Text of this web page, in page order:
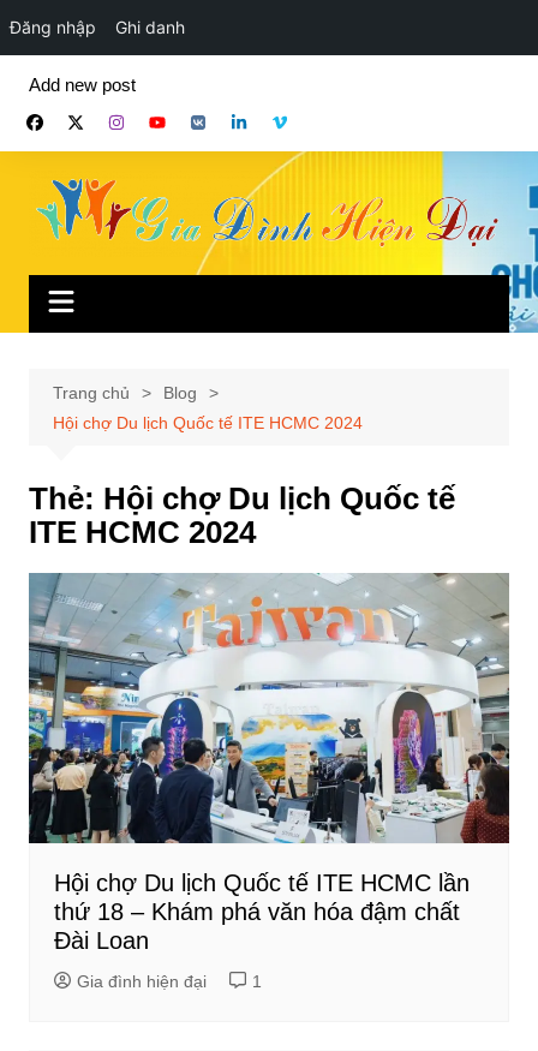
Đăng nhập Ghi danh
phần
Add new post
Trang chủ
Blog
Hội chợ Du lịch Quốc tế ITE HCMC 2024
Thẻ: Hội chợ Du lịch Quốc tế
ITE HCMC 2024
Hội chợ Du lịch Quốc tế ITE HCMC lần
thứ 18 – Khám phá văn hóa đậm chất
Đài Loan
Gia đình hiện đại 1